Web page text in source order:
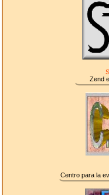
Zend
Centro para la